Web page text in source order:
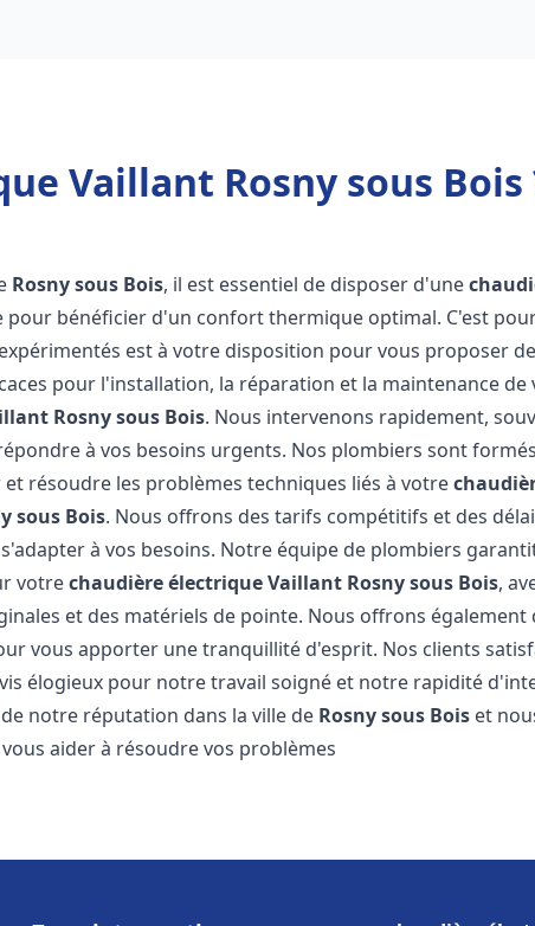
Vaillant Rosny sous Bois
Rosny sous Bois, il est essentiel de disposer d'une
pour bénéficier d'un confort thermique optimal. C'est
est à votre disposition pour vous proposer
pour l'installation, la réparation et la maintenance
Rosny sous Bois. Nous intervenons rapidement,
à vos besoins urgents. Nos plombiers sont
résoudre les problèmes techniques liés à votre
sous Bois. Nous offrons des tarifs compétitifs et des
à vos besoins. Notre équipe de plombiers
votrechaudière électrique Vaillant Rosny sous Bois,
et des matériels de pointe. Nous offrons également
vous apporter une tranquillité d'esprit. Nos clients
élogieux pour notre travail soigné et notre rapidité
notre réputation dans la ville de Rosny sous Bois et
aider à résoudre vos problèmes